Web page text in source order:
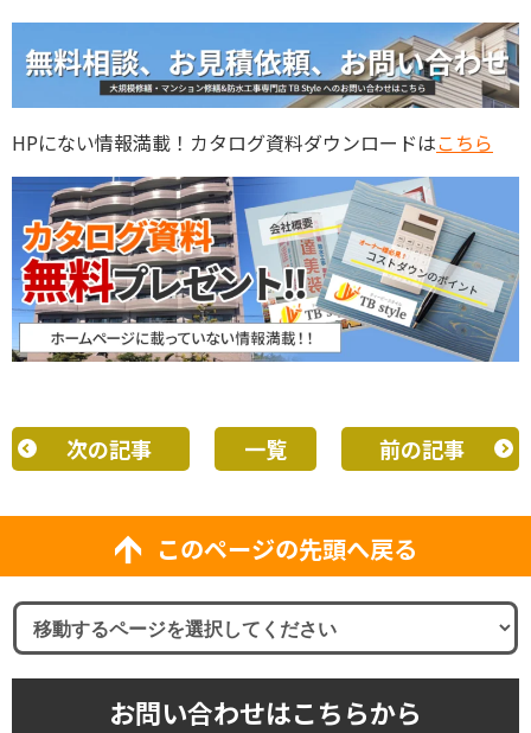
HPにない情報満載！カタログ資料ダウンロードはこちら
次の記事 一覧 前の記事
このページの先頭へ戻る
お問い合わせはこちらから